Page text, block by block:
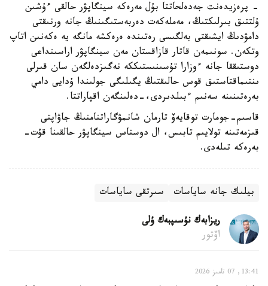
- پرەزيدەنت جەدەلحاتتا بۇل مەرەكە سينگاپۋر حالقى ءۇشىن
ۇلتتىق بىرلىكتىڭ، مەملەكەت دەربەستىگىنىڭ جانە ورنىقتى
دامۋدىڭ ايشىقتى بەلگىسى رەتىندە ەرەكشە مانگە يە ەكەنىن اتاپ
وتكەن. سونىمەن قاتار قازاقستان مەن سينگاپۋر اراسىنداعى
دوستىققا جانە ءوزارا تۇسىنىستىككە نەگىزدەلگەن سان قىرلى
ىنتىماقتاستىق قوس حالىقتىڭ يگىلىگى جولىندا ۇدايى دامي
بەرەتىنىنە سەنىم ءبىلدىردى،-دەلىنگەن اقپاراتتا.
قاسىم-جومارت توقايەۆ تارمان شانمۋگاراتنامنىڭ جاۋاپتى
قىزمەتىنە تولايىم تابىس، ال دوستاس سينگاپۋر حالقىنا قۇت-
بەرەكە تىلەدى.
بيلىك جانە ساياسات سىرتقى ساياسات
ريزابەك نۇسىپبەك ۇلى
اۆتور
13:41, 07 تامىز 2026